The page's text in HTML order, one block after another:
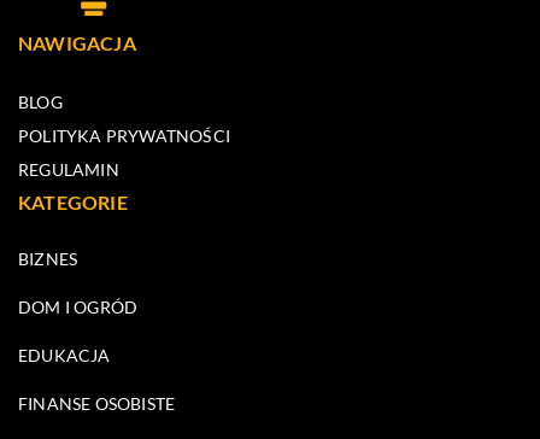
NAWIGACJA
BLOG
POLITYKA PRYWATNOŚCI
REGULAMIN
KATEGORIE
BIZNES
DOM I OGRÓD
EDUKACJA
FINANSE OSOBISTE